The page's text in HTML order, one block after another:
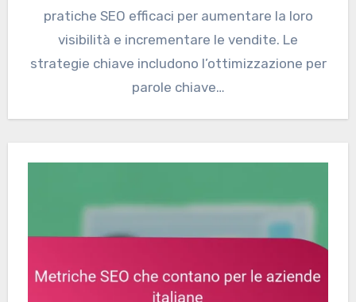
pratiche SEO efficaci per aumentare la loro
visibilità e incrementare le vendite. Le
strategie chiave includono l’ottimizzazione per
parole chiave…